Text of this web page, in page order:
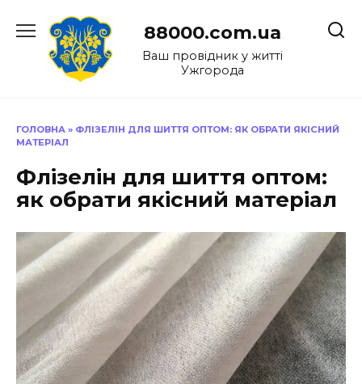
до
88000.com.ua
Ваш провідник у житті
Ужгорода
ГОЛОВНА » ФЛІЗЕЛІН ДЛЯ ШИТТЯ ОПТОМ: ЯК ОБРАТИ ЯКІСНИЙ
МАТЕРІАЛ
Флізелін для шиття оптом:
як обрати якісний матеріал